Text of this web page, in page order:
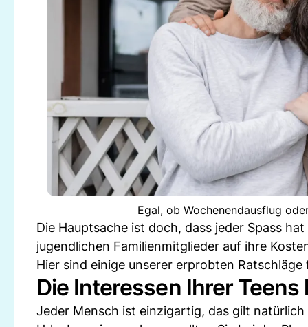
Egal, ob Wochenendausflug
Die Hauptsache ist doch, dass jeder Spass
jugendlichen Familienmitglieder auf ihre
Hier sind einige unserer erprobten
Die Interessen Ihrer
Jeder Mensch ist einzigartig, das gilt